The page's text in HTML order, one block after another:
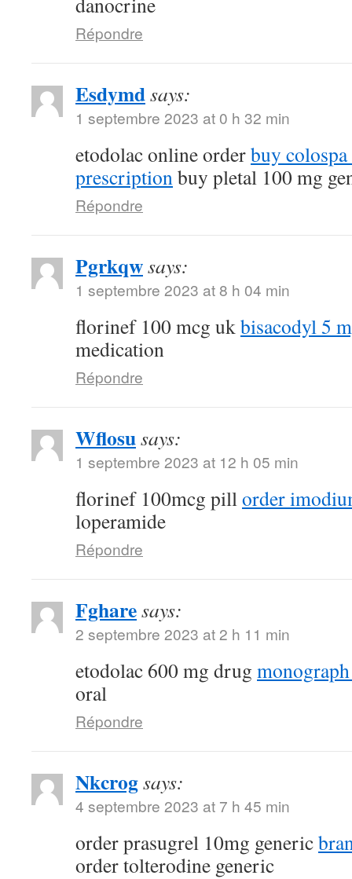
Répondre
Esdymdsays:
1 septembre 2023 at 0 h 32 min
etodolac online orderbuy
prescriptionbuy pletal 100 mg
Répondre
Pgrkqwsays:
1 septembre 2023 at 8 h 04 min
florinef 100 mcg ukbisacodyl 5
medication
Répondre
Wflosusays:
1 septembre 2023 at 12 h 05 min
florinef 100mcg pillorder
loperamide
Répondre
Fgharesays:
2 septembre 2023 at 2 h 11 min
etodolac 600 mg drug
oral
Répondre
Nkcrogsays:
4 septembre 2023 at 7 h 45 min
order prasugrel 10mg generic
order tolterodine generic